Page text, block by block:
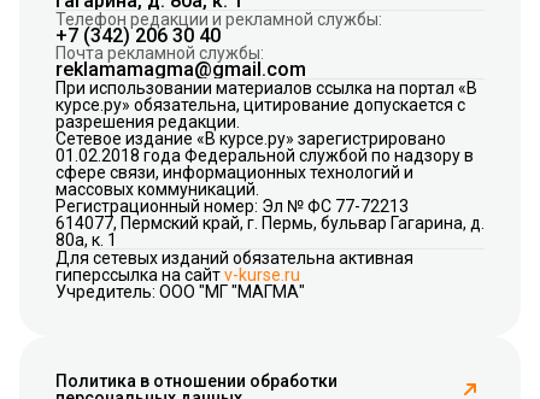
Телефон редакции и рекламной службы:
+7 (342) 206 30 40
Почта рекламной службы:
reklamamagma@gmail.com
При использовании материалов ссылка на портал «В
курсе.ру» обязательна, цитирование допускается с
разрешения редакции.
Сетевое издание «В курсе.ру» зарегистрировано
01.02.2018 года Федеральной службой по надзору в
сфере связи, информационных технологий и
массовых коммуникаций.
Регистрационный номер: Эл № ФС 77-72213
614077, Пермский край, г. Пермь, бульвар Гагарина, д.
80а, к. 1
Для сетевых изданий обязательна активная
гиперссылка на сайтv-kurse.ru
Учредитель: ООО "МГ "МАГМА"
Политика в отношении обработки